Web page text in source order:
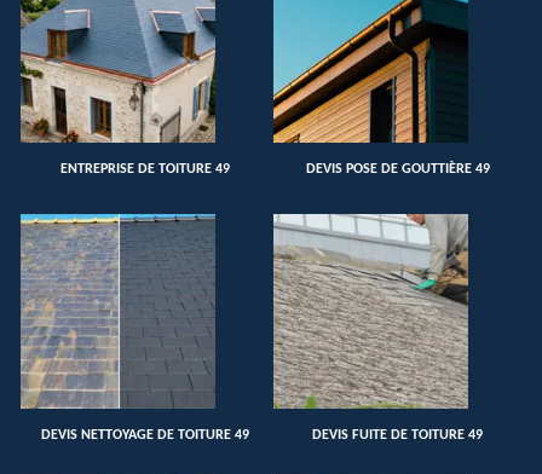
ENTREPRISE DE TOITURE 49 DEVIS POSE DE GOUTTIÈRE 49
DEVIS NETTOYAGE DE TOITURE 49 DEVIS FUITE DE TOITURE 49